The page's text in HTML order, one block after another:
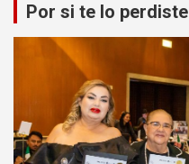
Por si te lo perdiste